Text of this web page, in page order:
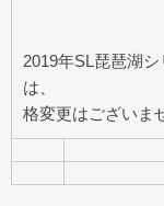
2019年SL琵琶湖
は
格変更はございま